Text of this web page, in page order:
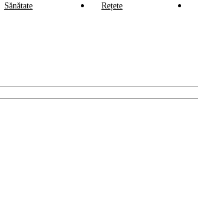
Sănătate Rețete